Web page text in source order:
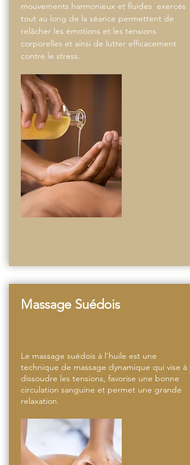
mouvements harmonieux et fluides exercés
tout au long de la séance permettent de
relâcher les émotions et les tensions
corporelles et ainsi de lutter efficacement
contre le stress.
Massage Suédois
Le massage suédois à l'huile est une
technique de massage dynamique qui vise à
dissoudre les tensions, favorise une bonne
circulation sanguine et permet une grande
relaxation.